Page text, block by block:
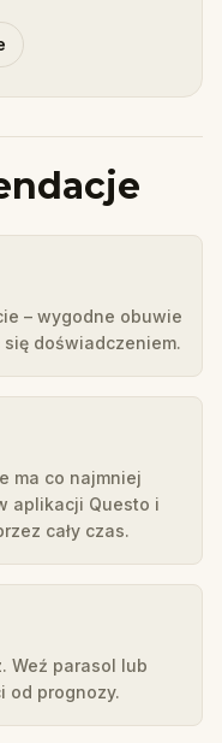
– wygodne obuwie
doświadczeniem.
ma co najmniej
aplikacji Questo i
cały czas.
Weź parasol lub
od prognozy.